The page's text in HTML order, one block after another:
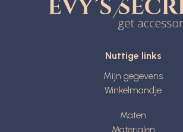
Nuttige links
Mijn gegevens
Winkelmandje
Maten
Materialen